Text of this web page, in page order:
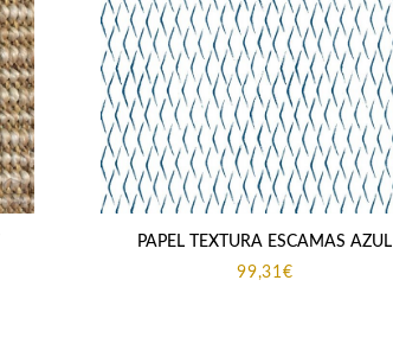
PAPEL TEXTURA ESCAMAS AZUL
99,31€